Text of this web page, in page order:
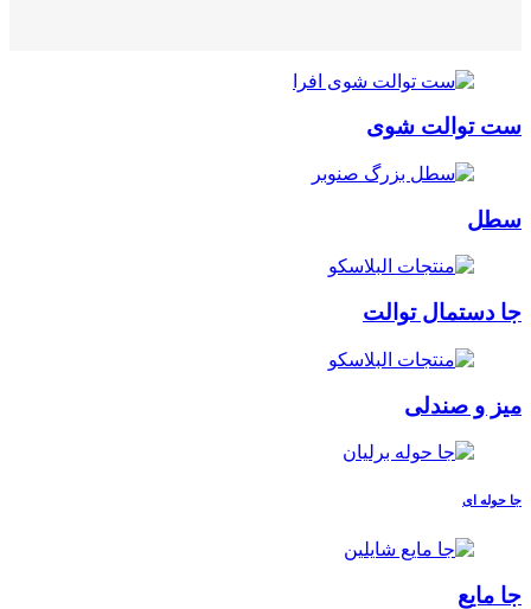
ست توالت شوی
سطل
جا دستمال توالت
میز و صندلی
جا حوله ای
جا مایع